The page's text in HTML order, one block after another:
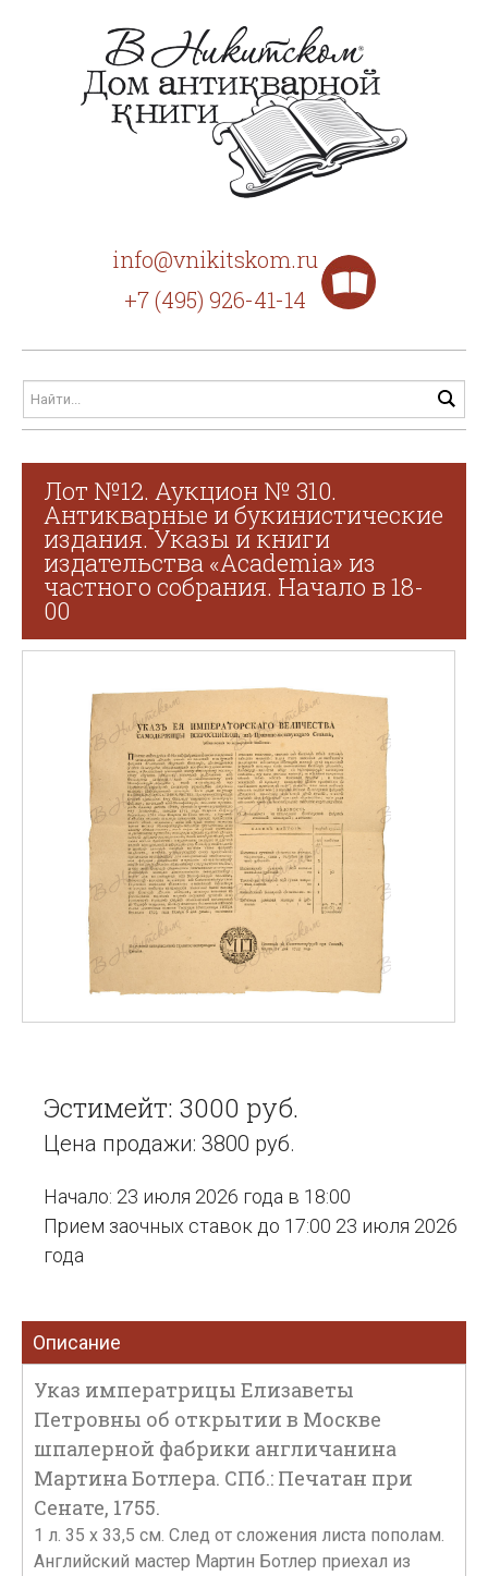
info@vnikitskom.ru
+7 (495) 926-41-14
Лот №12. Аукцион № 310.
Антикварные и букинистические
издания. Указы и книги
издательства «Academia» из
частного собрания. Начало в 18-
00
Эстимейт: 3000 руб.
Цена продажи: 3800 руб.
Начало: 23 июля 2026 года в 18:00
Прием заочных ставок до 17:00 23 июля 2026
года
Описание
Указ императрицы Елизаветы
Петровны об открытии в Москве
шпалерной фабрики англичанина
Мартина Ботлера. СПб.: Печатан при
Сенате, 1755.
1 л. 35 х 33,5 см. След от сложения листа пополам.
Английский мастер Мартин Ботлер приехал из